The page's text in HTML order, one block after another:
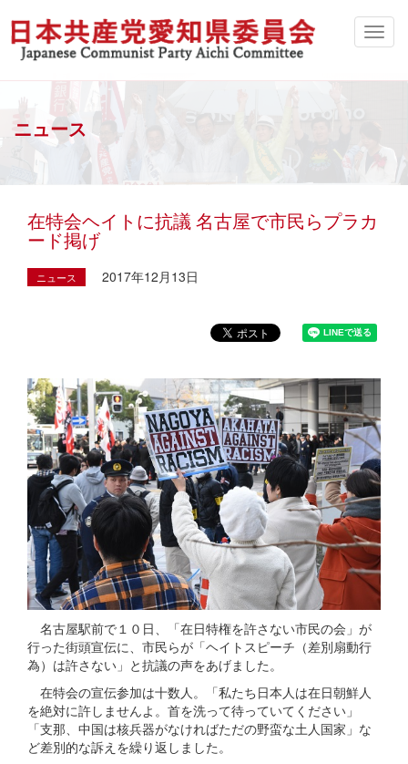
ニュース
在特会ヘイトに抗議 名古屋で市民らプラカ
ード掲げ
ニュース 2017年12月13日
名古屋駅前で１０日、「在日特権を許さない市民の会」が
行った街頭宣伝に、市民らが「ヘイトスピーチ（差別扇動行
為）は許さない」と抗議の声をあげました。
在特会の宣伝参加は十数人。「私たち日本人は在日朝鮮人
を絶対に許しませんよ。首を洗って待っていてください」
「支那、中国は核兵器がなければただの野蛮な土人国家」な
ど差別的な訴えを繰り返しました。